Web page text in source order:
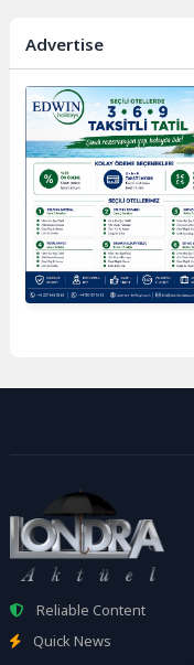
Advertise
Reliable Content
Quick News